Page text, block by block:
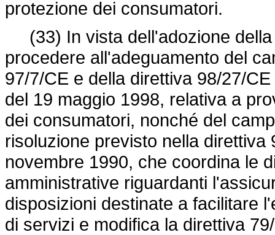
protezione dei consumatori.
(33) In vista dell'adozione della
procedere all'adeguamento del
97/7/CE e della direttiva 98/27/
del 19 maggio 1998, relativa a
dei consumatori, nonché del
risoluzione previsto nella direttiva
novembre 1990, che coordina le
amministrative riguardanti
disposizioni destinate a facilitare
di servizi e modifica la direttiva